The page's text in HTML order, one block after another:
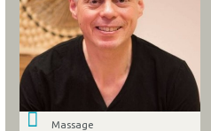
Massage